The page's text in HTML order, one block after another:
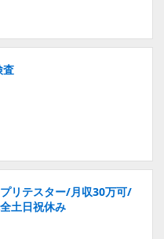
査
リテスター/月収30万可/
土日祝休み